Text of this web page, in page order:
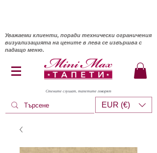
Уважаеми клиенти, поради технически ограничения
визуализацията на цените в лева се извършва с
падащо меню.
Стените слушат, тапетите говорят
EUR (€)